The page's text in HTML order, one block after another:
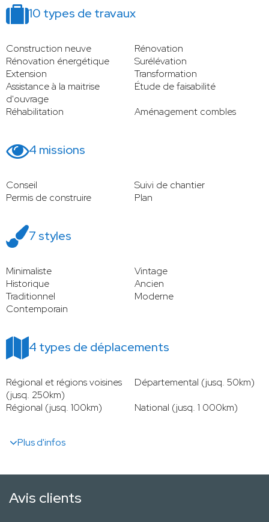
10 types de travaux
Construction neuve
Rénovation
Rénovation énergétique
Surélévation
Extension
Transformation
Assistance à la maitrise
d'ouvrage
Étude de faisabilité
Réhabilitation
Aménagement combles
4 missions
Conseil
Suivi de chantier
Permis de construire
Plan
7 styles
Minimaliste
Vintage
Historique
Ancien
Traditionnel
Moderne
Contemporain
4 types de déplacements
Régional et régions voisines
(jusq. 250km)
Départemental (jusq. 50km)
Régional (jusq. 100km)
National (jusq. 1 000km)
Plus d'infos
Avis clients